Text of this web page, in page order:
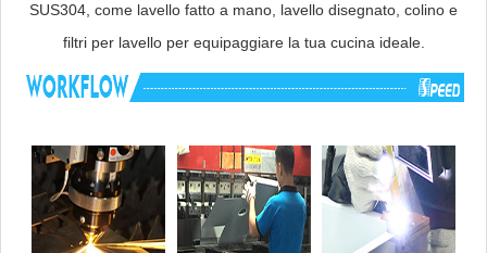
SUS304, come lavello fatto a mano, lavello disegnato, colino e
filtri per lavello per equipaggiare la tua cucina ideale.